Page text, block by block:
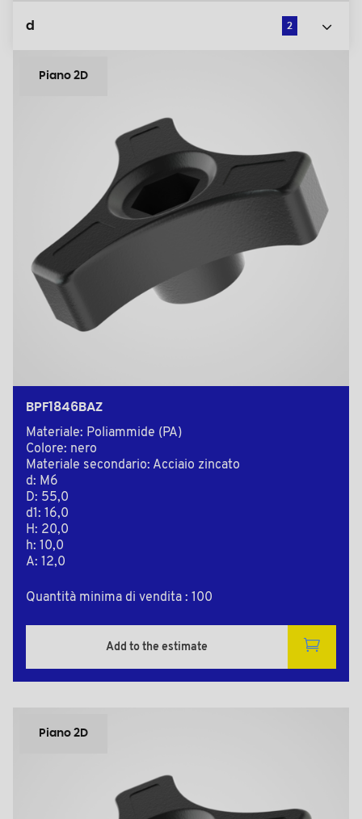
d 2
Piano 2D
BPF1846BAZ
Materiale: Poliammide (PA)
Colore: nero
Materiale secondario: Acciaio zincato
d: M6
D: 55,0
d1: 16,0
H: 20,0
h: 10,0
A: 12,0
Quantità minima di vendita : 100
Add to the estimate
Piano 2D